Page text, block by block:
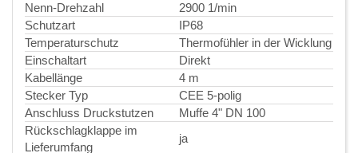
Nenn-Drehzahl
2900 1/min
Schutzart
IP68
Temperaturschutz
Thermofühler in der Wicklung
Einschaltart
Direkt
Kabellänge
4 m
Stecker Typ
CEE 5-polig
Anschluss Druckstutzen
Muffe 4" DN 100
Rückschlagklappe im
Lieferumfang
ja